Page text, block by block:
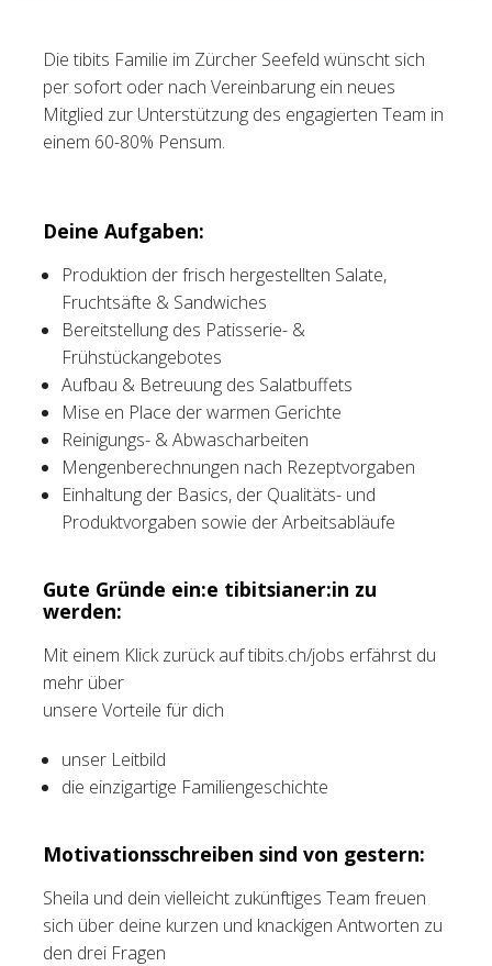
Login
Schweiz (DE)
Die tibits Familie im Zürcher Seefeld wünscht sich
per sofort oder nach Vereinbarung ein neues
Mitglied zur Unterstützung des engagierten Team in
einem 60-80% Pensum.
Deine Aufgaben:
Produktion der frisch hergestellten Salate,
Fruchtsäfte & Sandwiches
Bereitstellung des Patisserie- &
Frühstückangebotes
Aufbau & Betreuung des Salatbuffets
Mise en Place der warmen Gerichte
Reinigungs- & Abwascharbeiten
Mengenberechnungen nach Rezeptvorgaben
Einhaltung der Basics, der Qualitäts- und
Produktvorgaben sowie der Arbeitsabläufe
Gute Gründe ein:e tibitsianer:in zu
werden:
Mit einem Klick zurück auf tibits.ch/jobs erfährst du
mehr über
unsere Vorteile für dich
unser Leitbild
die einzigartige Familiengeschichte
Motivationsschreiben sind von gestern:
Sheila und dein vielleicht zukünftiges Team freuen
sich über deine kurzen und knackigen Antworten zu
den drei Fragen